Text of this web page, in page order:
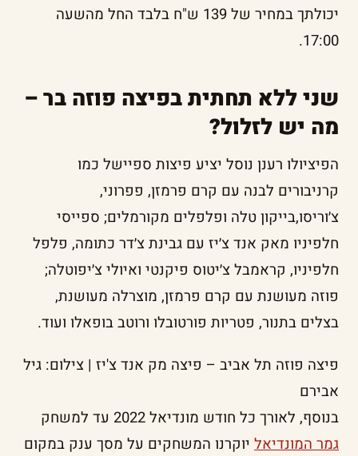
יכולתך במחיר של 139 ש"ח בלבד החל מהשעה
17:00.
שני ללא תחתית בפיצה פוזה בר –
מה יש לזלול?
הפיציולו רענן נוסל יציע פיצות ספיישל כמו
קרניבורים לבנה עם קרם פרמזן, פפרוני,
צ׳וריסו,בייקון טלה ופלפלים מקורמלים; ספייסי
חלפיניו מאק אנד צ׳יז עם גבינת צ׳דר כתומה, פלפל
חלפיניו, קראמבל צ׳יטוס פיקנטי ואיולי צ׳יפוטלה;
פוזה מעושנת עם קרם פרמזן, מוצרלה מעושנת,
בצלים בתנור, פטריות פורטובלו ורוטב בופאלו ועוד.
פיצה פוזה תל אביב – פיצה מק אנד צ'יז | צילום: גיל
אבירם
בנוסף, לאורך כל חודש מונדיאל 2022 עד למשחק
גמר המונדיאל יוקרנו המשחקים על מסך ענק במקום